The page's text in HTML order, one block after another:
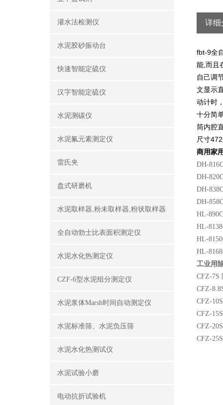
灌水法检测仪
水泥胶砂振动台
快速智能定硫仪
汉字智能定硫仪
水泥测碳仪
水泥氟元素测定仪
雷氏夹
盘式研磨机
水泥取样器,粉未取样器,粉状取样器
全自动勃士比表面积测定仪
水泥水化热测定仪
CZF-6型水泥组分测定仪
水泥浆体Marsh时间自动测定仪
水泥标准筛、水泥负压筛
水泥水化热测试仪
水泥试验小磨
电动抗折试验机
详细
fbt-9全
能,而且
自己调
文显示
动计时
十分简
筒内腔
尺寸
商用家
DH-
DH-
DH-
DH-
HL-
HL-
HL-
HL-
工业用
CFZ-7S
CFZ-
CFZ-
CFZ-
CFZ-
CFZ-